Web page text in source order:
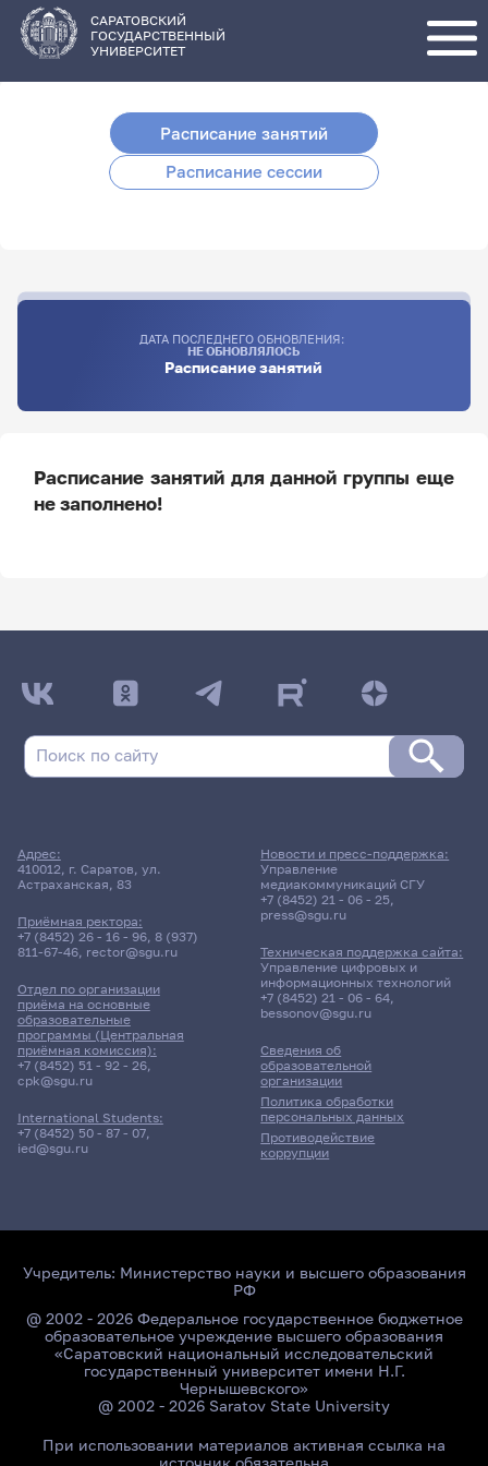
основному
содержанию
САРАТОВСКИЙ
ГОСУДАРСТВЕННЫЙ
УНИВЕРСИТЕТ
Расписание занятий
Расписание сессии
ДАТА ПОСЛЕДНЕГО ОБНОВЛЕНИЯ:
НЕ ОБНОВЛЯЛОСЬ
Расписание занятий
Расписание занятий для данной группы еще
не заполнено!
ДАТА ПОСЛЕДНЕГО ОБНОВЛЕНИЯ:
НЕ ОБНОВЛЯЛОСЬ
Адрес:
410012, г. Саратов, ул.
Астраханская, 83
Приёмная ректора:
+7 (8452) 26 - 16 - 96, 8 (937)
811-67-46, rector@sgu.ru
Отдел по организации
приёма на основные
образовательные
программы (Центральная
приёмная комиссия):
+7 (8452) 51 - 92 - 26,
cpk@sgu.ru
International Students:
+7 (8452) 50 - 87 - 07,
ied@sgu.ru
Сведения об
образовательной
организации
Политика обработки
персональных данных
Противодействие
коррупции
Новости и пресс-поддержка:
Управление
медиакоммуникаций СГУ
+7 (8452) 21 - 06 - 25,
press@sgu.ru
Техническая поддержка сайта:
Управление цифровых и
информационных технологий
+7 (8452) 21 - 06 - 64,
bessonov@sgu.ru
Учредитель: Министерство науки и высшего образования
РФ
@ 2002 - 2026 Федеральное государственное бюджетное
образовательное учреждение высшего образования
«Саратовский национальный исследовательский
государственный университет имени Н.Г.
Чернышевского»
@ 2002 - 2026 Saratov State University
При использовании материалов активная ссылка на
источник обязательна